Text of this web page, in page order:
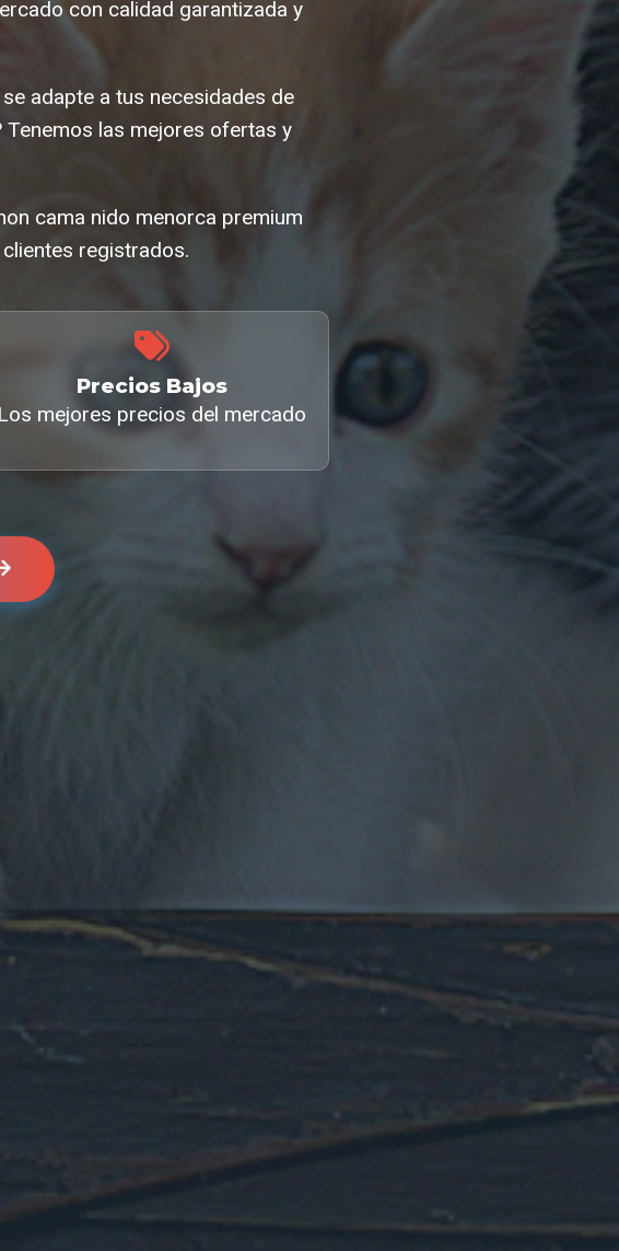
con calidad garantizada y
adapte a tus necesidades de
las mejores ofertas y
cama nido menorca premium
registrados.
Precios Bajos
Los mejores precios del mercado